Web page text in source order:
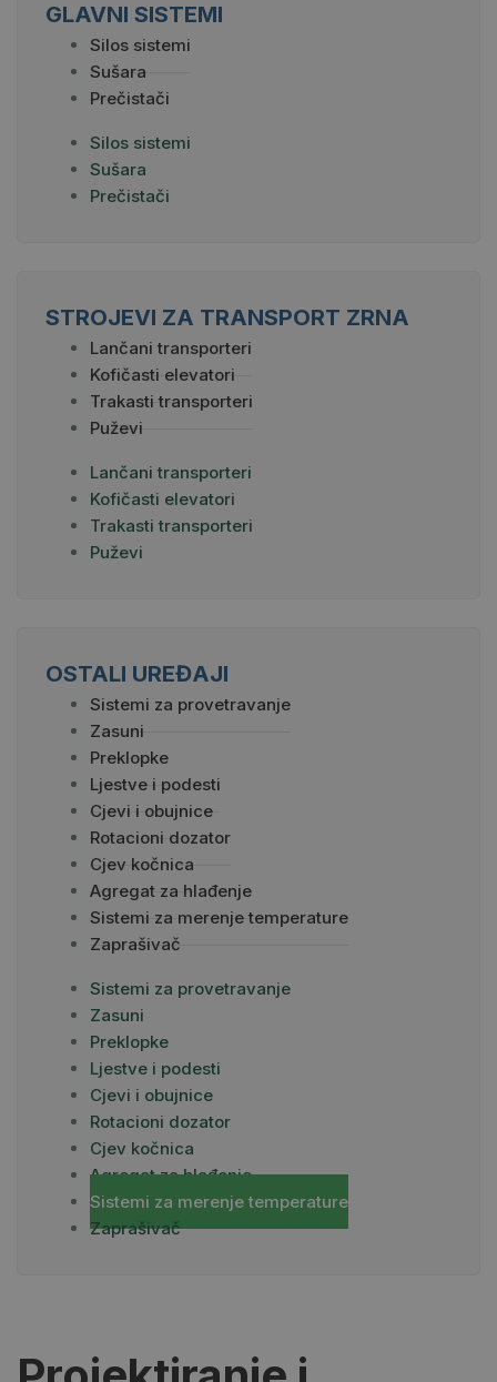
GLAVNI SISTEMI
Silos sistemi
Sušara
Prečistači
Silos sistemi
Sušara
Prečistači
STROJEVI ZA TRANSPORT ZRNA
Lančani transporteri
Kofičasti elevatori
Trakasti transporteri
Puževi
Lančani transporteri
Kofičasti elevatori
Trakasti transporteri
Puževi
OSTALI UREĐAJI
Sistemi za provetravanje
Zasuni
Preklopke
Ljestve i podesti
Cjevi i obujnice
Rotacioni dozator
Cjev kočnica
Agregat za hlađenje
Sistemi za merenje temperature
Zaprašivač
Sistemi za provetravanje
Zasuni
Preklopke
Ljestve i podesti
Cjevi i obujnice
Rotacioni dozator
Cjev kočnica
Agregat za hlađenje
Sistemi za merenje temperature
Zaprašivač